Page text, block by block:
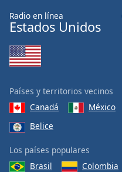
Radio en línea
Estados Unidos
Países y territorios vecinos
Canadá
México
Belice
Los países populares
Brasil
Colombia